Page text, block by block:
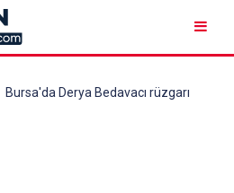
Bursa'da Derya Bedavacı rüzgarı